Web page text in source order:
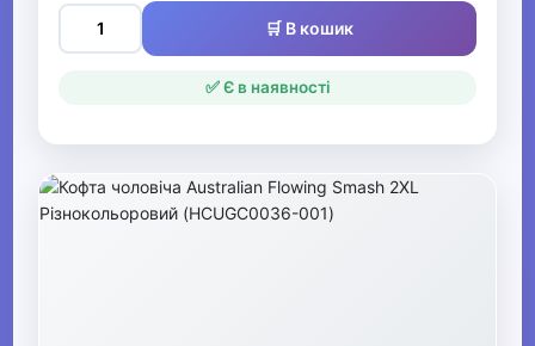
🛒 В кошик
✅ Є в наявності